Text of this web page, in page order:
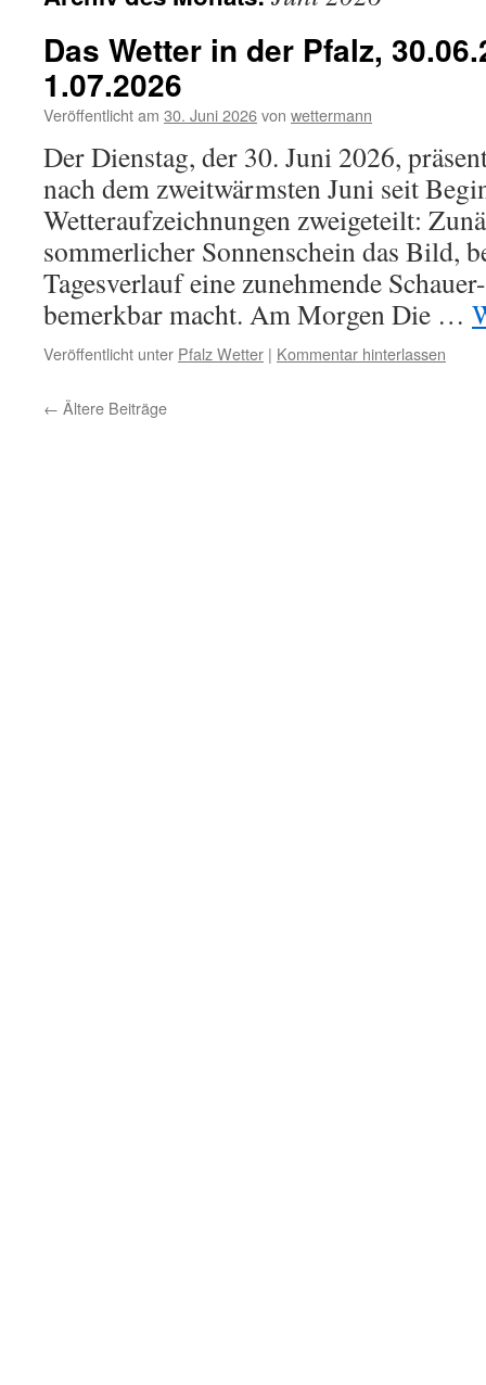
Das Wetter in der Pfalz,
1.07.2026
Veröffentlicht am 30. Juni 2026von wettermann
Der Dienstag, der 30. Juni 2026,
nach dem zweitwärmsten Juni seit
Wetteraufzeichnungen zweigeteilt:
sommerlicher Sonnenschein das Bild,
Tagesverlauf eine zunehmende
bemerkbar macht. Am Morgen Die …
Veröffentlicht unter Pfalz Wetter | Kommentar hinterlassen
← Ältere Beiträge